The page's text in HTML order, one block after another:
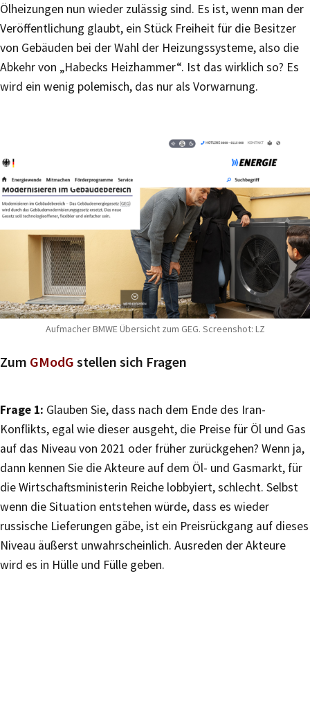
Ölheizungen nun wieder zulässig sind. Es ist, wenn man der
Veröffentlichung glaubt, ein Stück Freiheit für die Besitzer
von Gebäuden bei der Wahl der Heizungssysteme, also die
Abkehr von „Habecks Heizhammer“. Ist das wirklich so? Es
wird ein wenig polemisch, das nur als Vorwarnung.
Aufmacher BMWE Übersicht zum GEG. Screenshot: LZ
Zum GModG stellen sich Fragen
Frage 1: Glauben Sie, dass nach dem Ende des Iran-
Konflikts, egal wie dieser ausgeht, die Preise für Öl und Gas
auf das Niveau von 2021 oder früher zurückgehen? Wenn ja,
dann kennen Sie die Akteure auf dem Öl- und Gasmarkt, für
die Wirtschaftsministerin Reiche lobbyiert, schlecht. Selbst
wenn die Situation entstehen würde, dass es wieder
russische Lieferungen gäbe, ist ein Preisrückgang auf dieses
Niveau äußerst unwahrscheinlich. Ausreden der Akteure
wird es in Hülle und Fülle geben.